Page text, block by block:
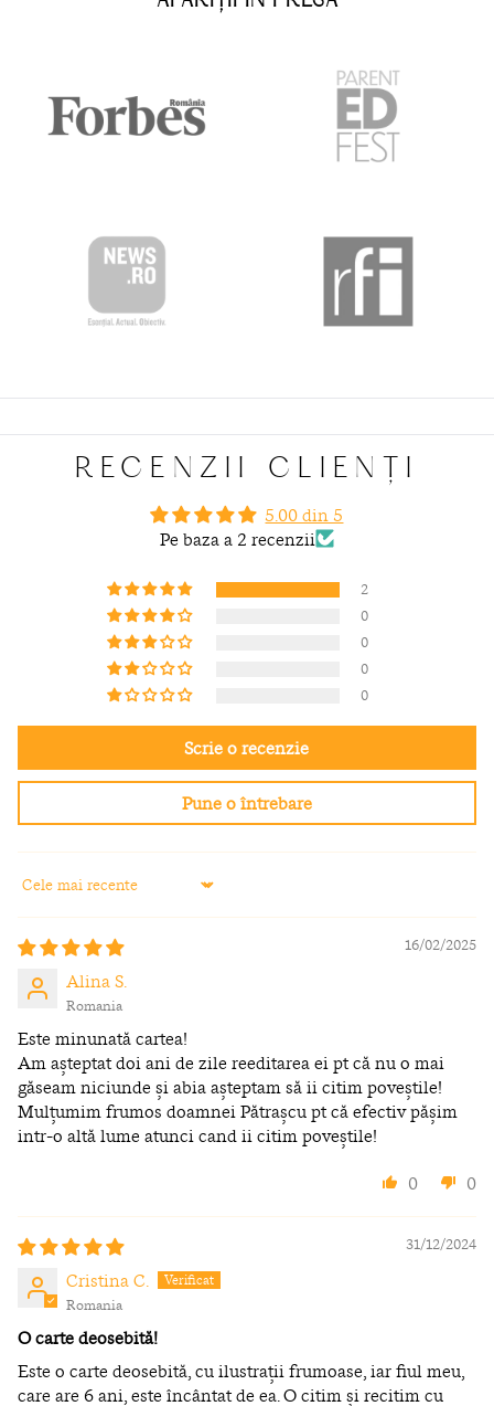
RECENZII CLIENȚI
5.00 din 5
Pe baza a 2 recenzii
2
0
0
0
0
Scrie o recenzie
Pune o întrebare
Sort by
16/02/2025
Alina S.
Romania
Este minunată cartea!
Am așteptat doi ani de zile reeditarea ei pt că nu o mai
găseam niciunde și abia așteptam să ii citim poveștile!
Mulțumim frumos doamnei Pătrașcu pt că efectiv pășim
intr-o altă lume atunci cand ii citim poveștile!
0
0
31/12/2024
Cristina C.
Romania
O carte deosebită!
Este o carte deosebită, cu ilustrații frumoase, iar fiul meu,
care are 6 ani, este încântat de ea. O citim și recitim cu